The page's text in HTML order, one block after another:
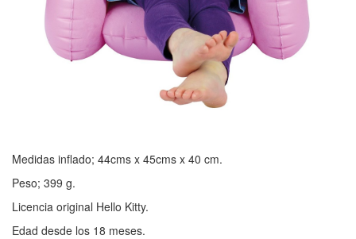
Medidas inflado; 44cms x 45cms x 40 cm.
Peso; 399 g.
Licencia original Hello Kitty.
Edad desde los 18 meses.